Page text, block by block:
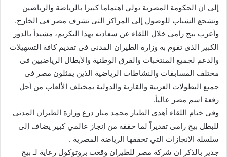
إلى ان الحكومة المصرية تولي اهتماما كبيرا بالرياضة والرياضين
وتشجع الشباب للوصول إلى المراكز التى تشرف مصر فى الخارج.
وأعرب بيج رامى خلال اللقاء عن سعادته بهذا التكريم، مشيداً بالدور
الكبير الذى تقوم به وزارة الطيران المدنى فى تقديم كافة التسهيلات
والدعم لجميع المنتخبات والفرق الوطنية والأبطال الرياضيين فى
مختلف المسابقات والنشاطات الرياضية الذين يمثلون مصر فى
جميع البطولات العربية والقارية والدولية بمختلف الألعاب من أجل
رفعة اسم مصر عالياً.
وفى ختام اللقاء أهدى الطيار محمد منار درع وزارة الطيران المدنى
للبطل بيج رامى تقديراً لما حققه من إنجاز عالمي كبير يضاف إلى
سلسلة الإنجازات التي تحققها الرياضة المصرية .
جدير بالذكر ان شركة مصر للطيران وقعت بروتوكول رعاية لـ بيج